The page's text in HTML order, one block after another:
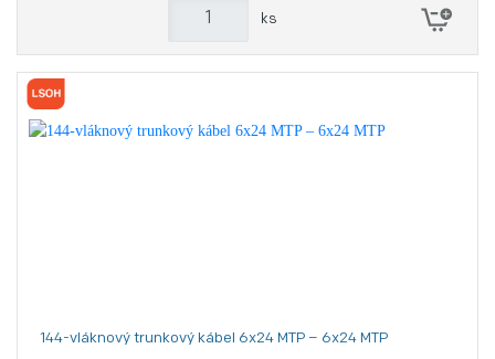
ks
144-vláknový trunkový kábel 6x24 MTP – 6x24 MTP